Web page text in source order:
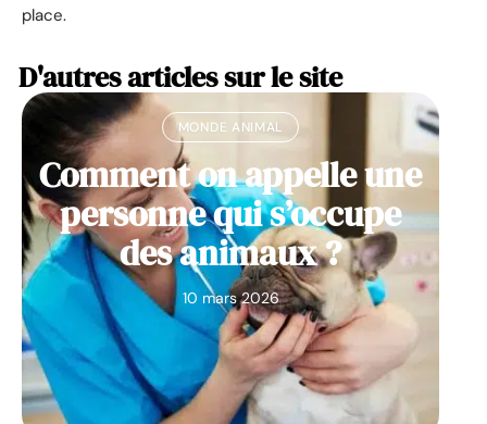
place.
D'autres articles sur le site
MONDE ANIMAL
Comment on appelle une
personne qui s’occupe
des animaux ?
10 mars 2026